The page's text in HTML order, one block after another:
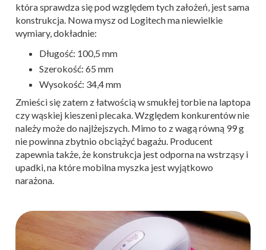
która sprawdza się pod względem tych założeń, jest sama
konstrukcja. Nowa mysz od Logitech ma niewielkie
wymiary, dokładnie:
Długość: 100,5 mm
Szerokość: 65 mm
Wysokość: 34,4 mm
Zmieści się zatem z łatwością w smukłej torbie na laptopa
czy wąskiej kieszeni plecaka. Względem konkurentów nie
należy może do najlżejszych. Mimo to z wagą równą 99 g
nie powinna zbytnio obciążyć bagażu. Producent
zapewnia także, że konstrukcja jest odporna na wstrząsy i
upadki, na które mobilna myszka jest wyjątkowo
narażona.